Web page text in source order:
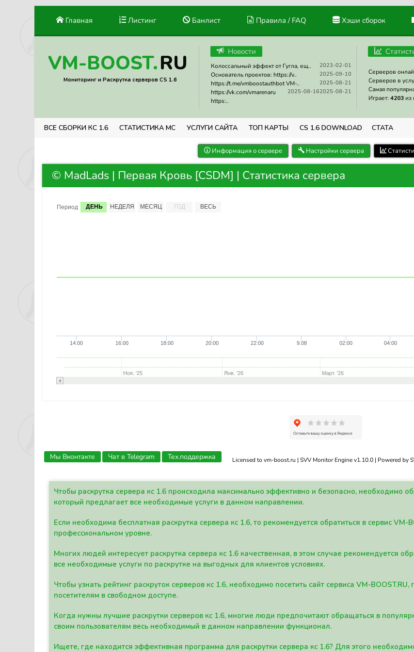
Главная Листинг Банлист Правила / FAQ Хэши сборок
VM-BOOST.RU
Мониторинг и Раскрутка серверов CS 1.6
Новости
2023-02-01
Колоссальный эффект от Гугла, ещ..
2025-09-10
Основатель проектов: https://v..
2025-08-21
https://t.me/vmboostauthbot VM-..
2025-08-21
2025-08-16
https://vk.com/vmarenaru
https:..
Серверов
Серверов в
Самая
Играет: 4203 из
ВСЕ СБОРКИ КС 1.6 СТАТИСТИКА МС УСЛУГИ САЙТА ТОП КАРТЫ CS 1.6 DOWNLOAD СТАТА
Информация о сервере Настройки сервера
© MadLads | Первая Кровь [CSDM] | Статистика сервера
Период ДЕНЬ НЕДЕЛЯ МЕСЯЦ ГОД ВЕСЬ
14:00 16:00 18:00 20:00 22:00 9.08 02:00 04:00
Ноя. '25 Янв. '26 Март. '26
Licensed to vm-boost.ru | SVV Monitor Engine v1.10.0 | Powered by
Мы Вконтакте Чат в Telegram Тех.поддержка
Чтобы раскрутка сервера кс 1.6 происходила максимально эффективно и безопасно, необходимо
который предлагает все необходимые услуги в данном направлении.
Если необходима бесплатная раскрутка сервера кс 1.6, то рекомендуется обратиться в сервис
профессиональном уровне.
Многих людей интересует раскрутка сервера кс 1.6 качественная, в этом случае рекомендуется
все необходимые услуги по раскрутке на выгодных для клиентов условиях.
Чтобы узнать рейтинг раскруток серверов кс 1.6, необходимо посетить сайт сервиса VM-
посетителям в свободном доступе.
Когда нужны лучшие раскрутки серверов кс 1.6, многие люди предпочитают обращаться в
своим пользователям весь необходимый в данном направлении функционал.
Ищете, где находится эффективная программа для раскрутки сервера кс 1.6? Для этого